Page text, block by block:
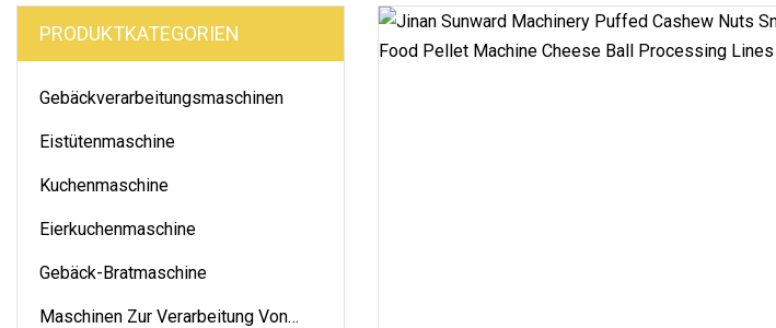
PRODUKTKATEGORIEN
Gebäckverarbeitungsmaschinen
Eistütenmaschine
Kuchenmaschine
Eierkuchenmaschine
Gebäck-Bratmaschine
Maschinen Zur Verarbeitung Von